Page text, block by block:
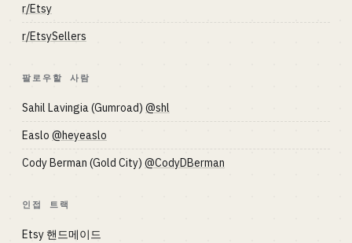
r/Etsy
r/EtsySellers
팔로우할 사람
Sahil Lavingia (Gumroad) @shl
Easlo @heyeaslo
Cody Berman (Gold City) @CodyDBerman
인접 트랙
Etsy 핸드메이드